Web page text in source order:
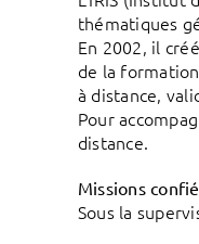
thématiques
En 2002, il
de la
à distance,
Pour
distance.
Missions
Sous la